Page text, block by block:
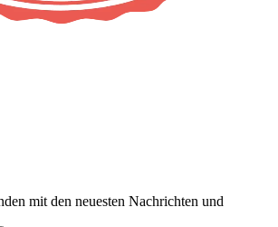
mit den neuesten Nachrichten und